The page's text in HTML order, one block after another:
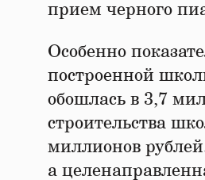
прием черного
Особенно
построенной
обошлась в 3,7
строительства
миллионов
а